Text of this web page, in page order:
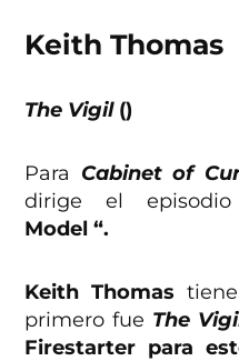
Keith Thomas
The Vigil()
Para Cabinet of
dirige el
Model “.
Keith Thomas
primero fue The
Firestarter para